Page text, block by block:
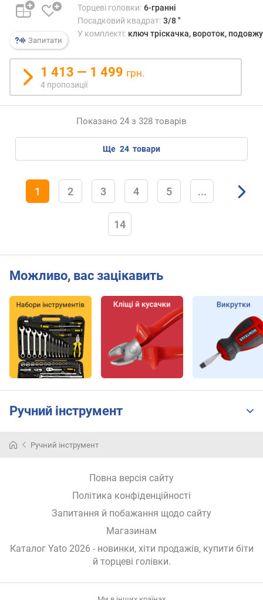
e
n
(
ш
т
.
)
а
н
т
S
(
S
q
u
a
r
e
,
o
e
т
Запитати
Торцеві головки: 6-гранні
Посадковий квадрат: 3/8 "
У комплекті: ключ тріскачка, вороток,
1 413 — 1 499 грн.
4 пропозиції
Показано 24 з 328 товарів
ще 24 товари
1 2 3 4 5 ...
14
Можливо, вас зацікавить
Ручний інструмент
Ручний інструмент
Повна версія сайту
Політика конфіденційності
Запитання й побажання щодо сайту
Магазинам
Каталог Yato 2026 - новинки, хіти продажів, купити біти
й торцеві голівки.